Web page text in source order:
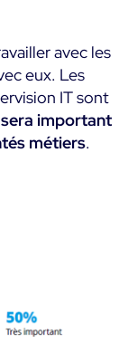
avec les
eux. Les
IT sont
sera important
métiers.